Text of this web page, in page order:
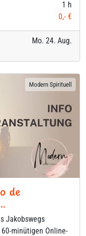
1 h
0,- €
Mo. 24. Aug.
Modern Spirituell
de
Jakobswegs
minütigen Online-